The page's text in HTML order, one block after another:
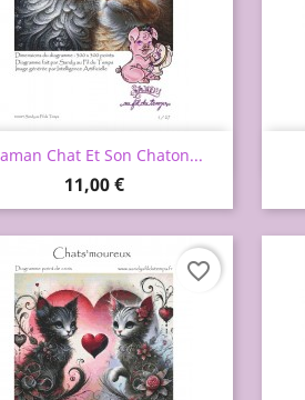
Chat Et Son Chaton...
Prix
11,00 €
 Aperçu rapide
favorite_border